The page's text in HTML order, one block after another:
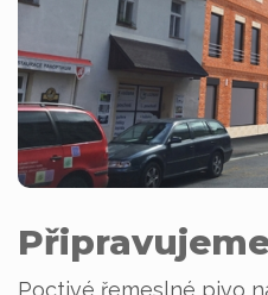
Poctivé řemeslné pivo